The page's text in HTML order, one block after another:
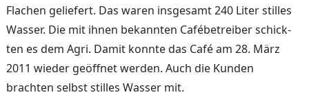
Flachen geliefert. Das waren insgesamt 240 Liter stilles
Wasser. Die mit ihnen be­kannten Cafébetreiber schick­
ten es dem Agri. Damit konn­te das Café am 28. März
2011 wieder geöffnet werden. Auch die Kunden
brachten selbst stilles Wasser mit.